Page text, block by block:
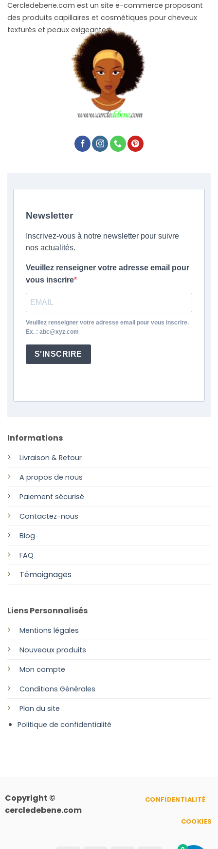
Cercledebene.com est un site e-commerce proposant
des produits capillaires et cosmétiques pour cheveux
texturés et peaux exigeantes.
Informations
Livraison & Retour
A propos de nous
Paiement sécurisé
Contactez-nous
Blog
FAQ
Témoignages
Liens Personnalisés
Mentions légales
Nouveaux produits
Mon compte
Conditions Générales
Plan du site
Politique de confidentialité
Newsletter
Inscrivez-vous à notre newsletter pour suivre
nos actualités.
Veuillez renseigner votre adresse email pour
vous inscrire
Veuillez renseigner votre adresse email pour vous inscrire.
Ex. : abc@xyz.com
S'INSCRIRE
Copyright ©
cercledebene.com
CONFIDENTIALITÉ
COOKIES